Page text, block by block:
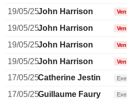
19/05/25John Harrison
19/05/25John Harrison
19/05/25John Harrison
19/05/25John Harrison
17/05/25Catherine Jestin
17/05/25Guillaume Faury